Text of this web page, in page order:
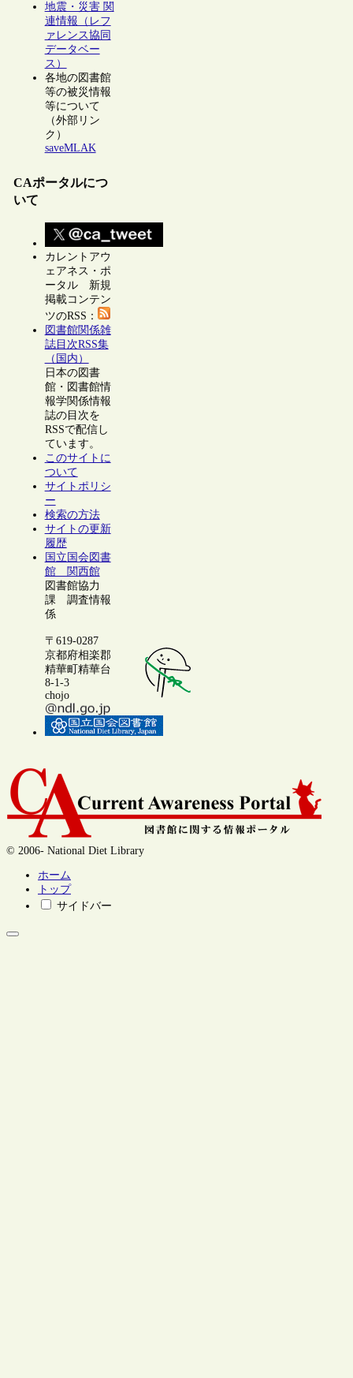
地震・災害 関
連情報（レフ
ァレンス協同
データベー
ス）
各地の図書館
等の被災情報
等について
（外部リン
ク）
saveMLAK
CAポータルにつ
いて
カレントアウ
ェアネス・ポ
ータル 新規
掲載コンテン
ツのRSS：
図書館関係雑
誌目次RSS集
（国内）
日本の図書
館・図書館情
報学関係情報
誌の目次を
RSSで配信し
ています。
このサイトに
ついて
サイトポリシ
ー
検索の方法
サイトの更新
履歴
国立国会図書
館 関西館
図書館協力
課 調査情報
係
〒619-0287
京都府相楽郡
精華町精華台
8-1-3
chojo
© 2006- National Diet Library
ホーム
トップ
サイドバー